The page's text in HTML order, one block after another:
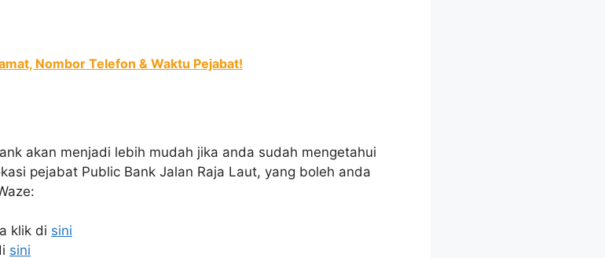
Nombor Telefon & Waktu Pejabat!
akan menjadi lebih mudah jika anda sudah mengetahui
pejabat Public Bank Jalan Raja Laut, yang boleh anda
klik di sini
sini